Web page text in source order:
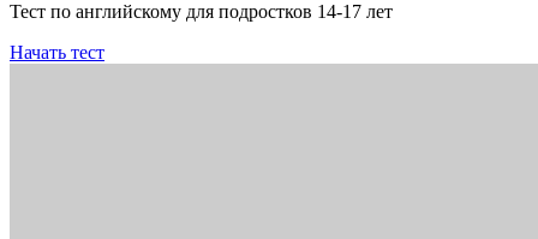
Тест по английскому для подростков 14-17 лет
Начать тест